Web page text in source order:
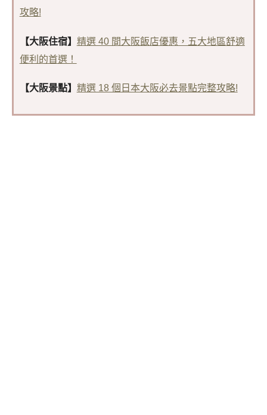
攻略!
【大阪住宿】 精選 40 間大阪飯店優惠，五大地區舒適
便利的首選！
【大阪景點】 精選 18 個日本大阪必去景點完整攻略!